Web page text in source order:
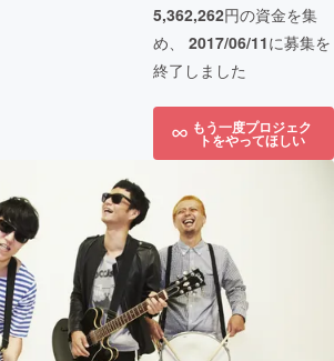
5,362,262円の資金を集
め、 2017/06/11に募集を
終了しました
もう一度プロジェク
トをやってほしい